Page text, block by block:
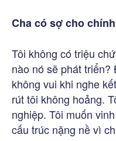
Cha có sợ cho
Tôi không có triệu
nào nó sẽ phát
không vui khi nghe
rút tôi không hoảng.
nghiệp. Tôi muốn
cấu trúc nặng nề vì